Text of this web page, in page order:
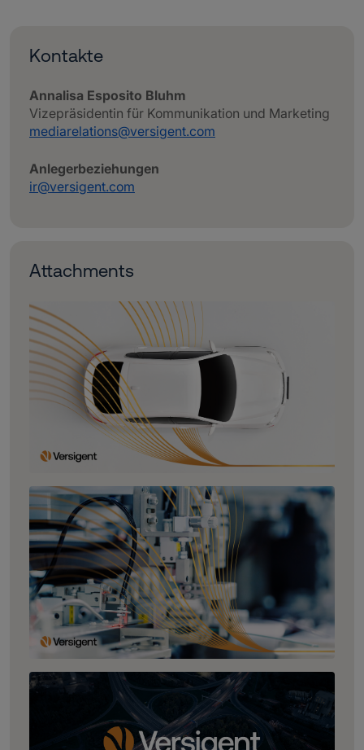
Kontakte
Annalisa Esposito Bluhm
Vizepräsidentin für Kommunikation und Marketing
mediarelations@versigent.com
Anlegerbeziehungen
ir@versigent.com
Attachments